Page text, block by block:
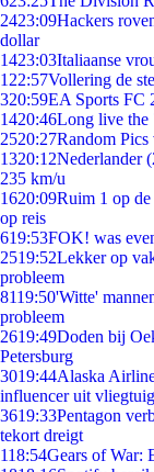
2423:09Hackers
dollar
1423:03Italiaanse
1 22:57Vollering de
320:59EA Sports FC
1420:46Long live the
2520:27Random
1320:12Nederlander
235 km/u
1620:09Ruim 1 op de
op reis
619:53FOK! was
2519:52Lekker op
probleem
8119:50'Witte'
probleem
2619:49Doden bij
Petersburg
3019:44Alaska
influencer uit vliegtuig
3619:33Pentagon
tekort dreigt
118:54Gears of War: